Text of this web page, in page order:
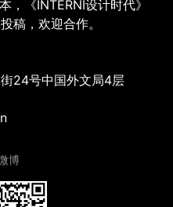
，《INTERNI设计时代》
稿，欢迎合作。
24号中国外文局4层
博